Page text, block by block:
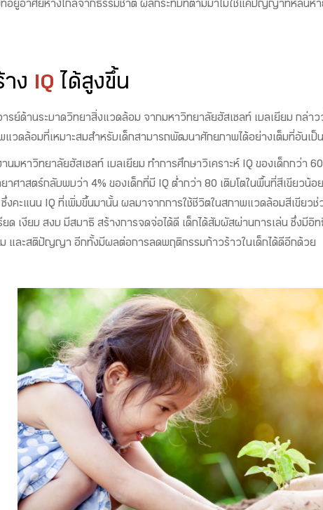
ที่อยู่อาศัยห่างไกลจากธรรมชาติ ผลกระทบที่ตามมาไม่ใช่แค่ปัญญาที่หล่น
าง IQ ได้สูงขึ้น
ารย์ด้านระบาดวิทยาสิ่งแวดล้อม จากมหาวิทยาลัยฮัสเซลท์ เบลเยียม กล่
แวดล้อมที่เหมาะสมสำหรับเด็กสามารถพัฒนาศักยภาพได้อย่างเต็มที่อันเป็น
นมหาวิทยาลัยฮัสเซลท์ เบลเยียม ทำการศึกษาวิเคราะห์ IQ ของเด็กกว่า
าศาสตร์กลับพบว่า 4% ของเด็กที่มี IQ ต่ำกว่า 80 เติบโตในพื้นที่สีเขียวน้อ
งคะแนน IQ ที่เพิ่มขึ้นมานั้น ผลมาจากการใช้ชีวิตในสภาพแวดล้อมสีเขีย
ยด เงียบ สงบ มีสมาธิ สร้างการจดจ่อได้ดี เด็กได้สัมผัสผ่านการเล่น ซึ่งมีอิ
และสติปัญญา อีกทั้งมีผลต่อการลดพฤติกรรมก้าวร้าวในเด็กได้ดีอีกด้วย